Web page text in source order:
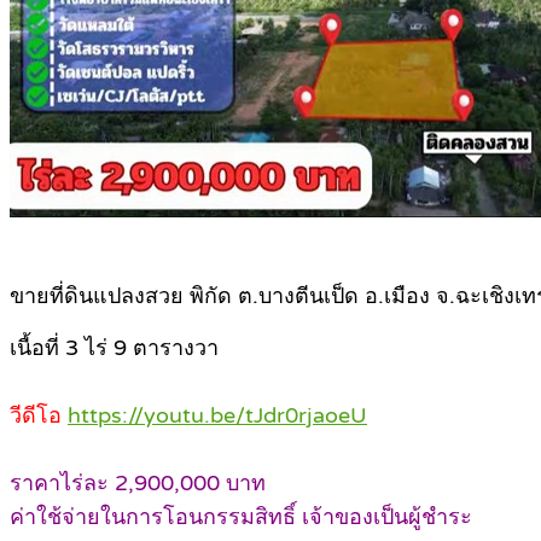
ขายที่ดินแปลงสวย พิกัด ต.บางตีนเป็ด อ.เมือง จ.ฉะเชิงเท
เนื้อที่ 3 ไร่ 9 ตารางวา
วีดีโอ https://youtu.be/tJdr0rjaoeU
ราคาไร่ละ 2,900,000 บาท
ค่าใช้จ่ายในการโอนกรรมสิทธิ์ เจ้าของเป็นผู้ชำระ